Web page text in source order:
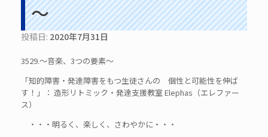
～
投稿日: 2020年7月31日
3529.～音楽、3つの要素～
「知的障害・発達障害をもつ生徒さんの 個性と可能性を伸ば
す！」： 造形リトミック・発達支援教室 Elephas（エレファー
ス）
・・・明るく、楽しく、さわやかに・・・